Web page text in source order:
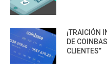
¡TRAICIÓN
DE
CLIENTES”